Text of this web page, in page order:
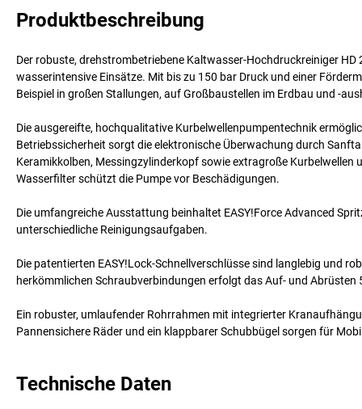
Produktbeschreibung
Der robuste, drehstrombetriebene Kaltwasser-Hochdruckreiniger
wasserintensive Einsätze. Mit bis zu 150 bar Druck und einer
Beispiel in großen Stallungen, auf Großbaustellen im Erdbau und -
Die ausgereifte, hochqualitative Kurbelwellenpumpentechnik
Betriebssicherheit sorgt die elektronische Überwachung durch
Keramikkolben, Messingzylinderkopf sowie extragroße
Wasserfilter schützt die Pumpe vor Beschädigungen.
Die umfangreiche Ausstattung beinhaltet EASY!Force Advanced
unterschiedliche Reinigungsaufgaben.
Die patentierten EASY!Lock-Schnellverschlüsse sind langlebig und
herkömmlichen Schraubverbindungen erfolgt das Auf- und Abrüsten
Ein robuster, umlaufender Rohrrahmen mit integrierter
Pannensichere Räder und ein klappbarer Schubbügel sorgen für
Technische Daten